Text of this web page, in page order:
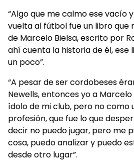
“Algo que me calmo ese vacío
vuelta al fútbol fue un libro que
de Marcelo Bielsa, escrito por
ahí cuenta la historia de él, ese
un poco”.
“A pesar de ser cordobeses
Newells, entonces yo a
ídolo de mi club, pero no como
profesión, que fue lo que
decir no puedo jugar, pero me
cosa, puedo analizar y puedo
desde otro lugar”.